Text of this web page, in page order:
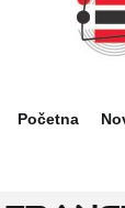
Početna